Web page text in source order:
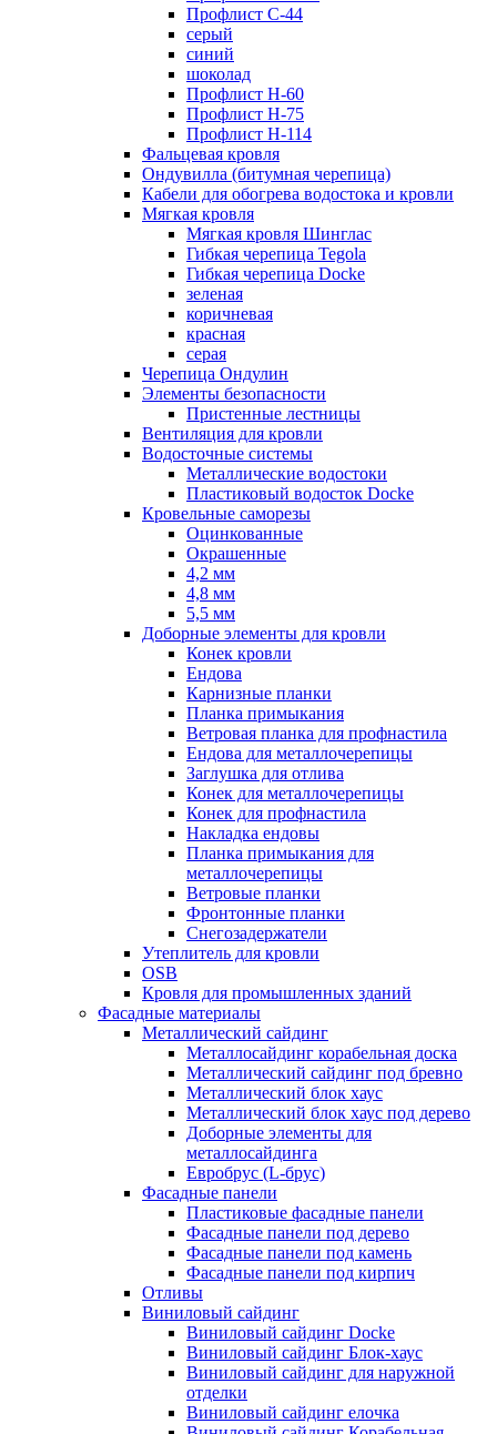
Профлист С-44
серый
синий
шоколад
Профлист Н-60
Профлист Н-75
Профлист H-114
Фальцевая кровля
Ондувилла (битумная черепица)
Кабели для обогрева водостока и кровли
Мягкая кровля
Мягкая кровля Шинглас
Гибкая черепица Tegola
Гибкая черепица Docke
зеленая
коричневая
красная
серая
Черепица Ондулин
Элементы безопасности
Пристенные лестницы
Вентиляция для кровли
Водосточные системы
Металлические водостоки
Пластиковый водосток Docke
Кровельные саморезы
Оцинкованные
Окрашенные
4,2 мм
4,8 мм
5,5 мм
Доборные элементы для кровли
Конек кровли
Ендова
Карнизные планки
Планка примыкания
Ветровая планка для профнастила
Ендова для металлочерепицы
Заглушка для отлива
Конек для металлочерепицы
Конек для профнастила
Накладка ендовы
Планка примыкания для
металлочерепицы
Ветровые планки
Фронтонные планки
Снегозадержатели
Утеплитель для кровли
OSB
Кровля для промышленных зданий
Фасадные материалы
Металлический сайдинг
Металлосайдинг корабельная доска
Металлический сайдинг под бревно
Металлический блок хаус
Металлический блок хаус под дерево
Доборные элементы для
металлосайдинга
Евробрус (L-брус)
Фасадные панели
Пластиковые фасадные панели
Фасадные панели под дерево
Фасадные панели под камень
Фасадные панели под кирпич
Отливы
Виниловый сайдинг
Виниловый сайдинг Docke
Виниловый сайдинг Блок-хаус
Виниловый сайдинг для наружной
отделки
Виниловый сайдинг елочка